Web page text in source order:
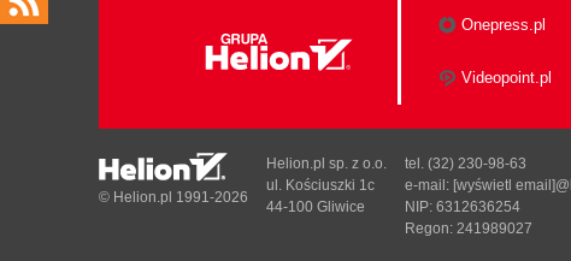
Onepress.pl
Videopoint.pl
© Helion.pl 1991-2026
Helion.pl sp. z o.o.
ul. Kościuszki 1c
44-100 Gliwice
tel. (32) 230-98-63
e-mail: [wyświetl
NIP: 6312636254
Regon: 241989027